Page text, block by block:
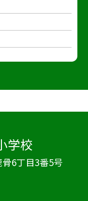
学校
6丁目3番5号